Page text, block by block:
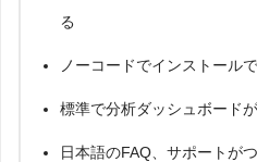
る
ノーコードでインストール
標準で分析ダッシュボード
日本語のFAQ、サポートが